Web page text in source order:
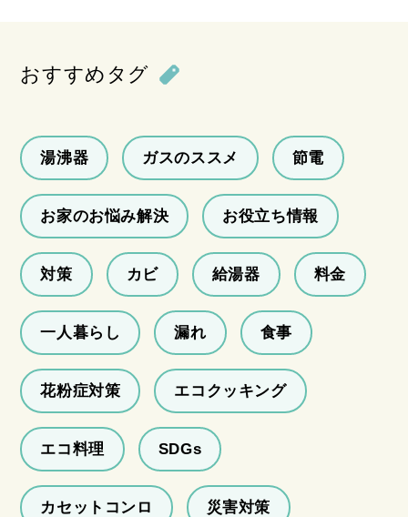
おすすめタグ
湯沸器 ガスのススメ 節電
お家のお悩み解決 お役立ち情報
対策 カビ 給湯器 料金
一人暮らし 漏れ 食事
花粉症対策 エコクッキング
エコ料理 SDGs
カセットコンロ 災害対策